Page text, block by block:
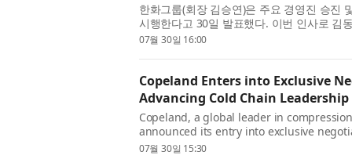
한화그룹(회장 김승연)은 주요 경영진 승진
시행한다고 30일 발표했다. 이번 인사로 김
장이 부회장으로, 김동선 한화비...
07월 30일 16:00
Copeland Enters into Exclusive
Advancing Cold Chain Leadership
Copeland, a global leader in
announced its entry into exclusive
portfolio company of May River Capital
07월 30일 15:30